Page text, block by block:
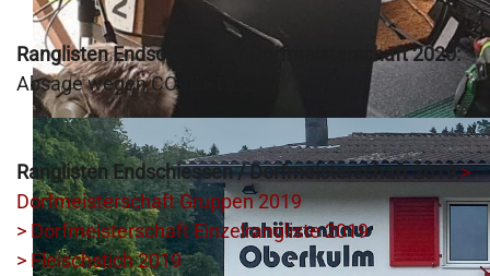
Ranglisten Endschiessen / Dorfmeisterschaft 2020:
Absage wegen COVID-19
Ranglisten Endschiessen / Dorfmeisterschaft 2019:>
Dorfmeisterschaft Gruppen 2019
> Dorfmeisterschaft Einzelrangliste 2019
> Fleischstich 2019